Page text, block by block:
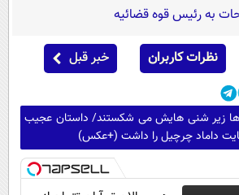
به رئیس قوه قضائیه
نظرات کاربران خبر قبل
زیر شنی هایش می شکستند/ داستان عجیب
داماد چرچیل را داشت (+عکس)